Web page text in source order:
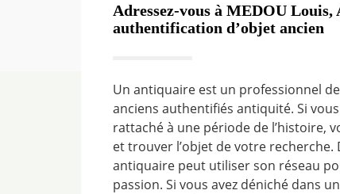
Adressez-vous à MEDOU
authentification d’objet ancien
Un antiquaire est un professionnel de
anciens authentifiés antiquité. Si
rattaché à une période de l’histoire,
et trouver l’objet de votre recherche.
antiquaire peut utiliser son réseau
passion. Si vous avez déniché dans